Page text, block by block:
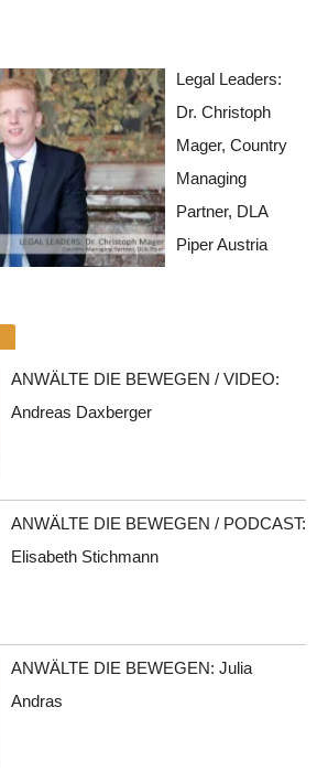
Legal Leaders:
Dr. Christoph
Mager, Country
Managing
Partner, DLA
Piper Austria
ANWÄLTE DIE BEWEGEN / VIDEO:
Andreas Daxberger
ANWÄLTE DIE BEWEGEN / PODCAST:
Elisabeth Stichmann
ANWÄLTE DIE BEWEGEN: Julia
Andras